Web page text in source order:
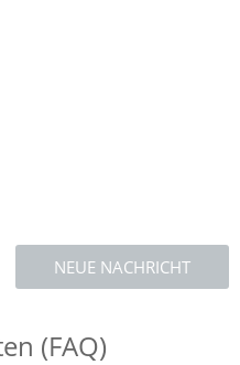
NEUE NACHRICHT
(FAQ)